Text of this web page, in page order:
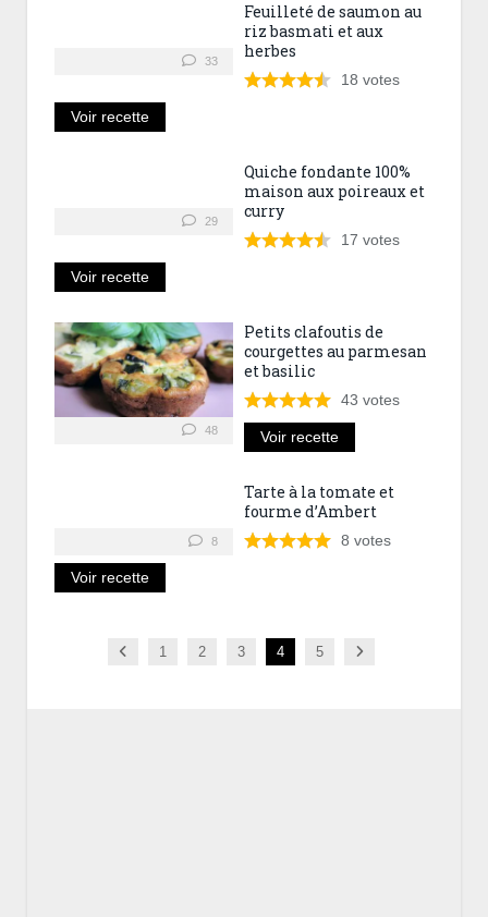
33
Feuilleté de saumon au
riz basmati et aux
herbes
18 votes
Voir recette
29
Quiche fondante 100%
maison aux poireaux et
curry
17 votes
Voir recette
48
Petits clafoutis de
courgettes au parmesan
et basilic
43 votes
Voir recette
8
Tarte à la tomate et
fourme d’Ambert
8 votes
Voir recette
Previous
1 2 3 4 5 Next